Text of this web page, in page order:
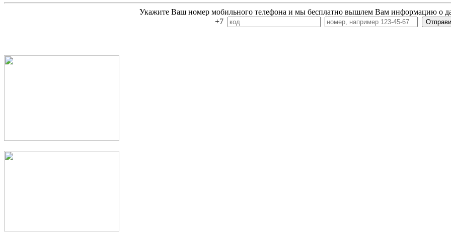
Укажите Ваш номер мобильного телефона и мы бесплатно вышлем Вам информацию о
+7